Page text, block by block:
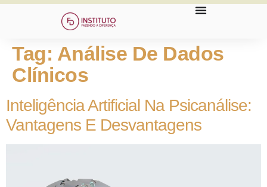
Tag: Análise De Dados
Clínicos
Inteligência Artificial Na Psicanálise:
Vantagens E Desvantagens